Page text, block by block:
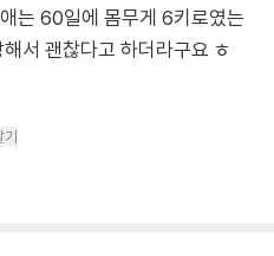
는 60일에 몸무게 6키로였는
서 괜찮다고 하더라구요 ㅎ